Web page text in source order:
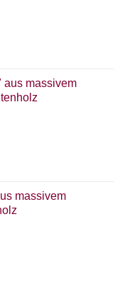
aus massivem
massivem